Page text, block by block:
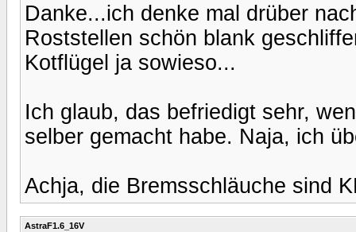
Danke...ich denke mal drüber
Roststellen schön blank
Kotflügel ja sowieso...
Ich glaub, das befriedigt sehr,
selber gemacht habe. Naja, ich
Achja, die Bremsschläuche sind
AstraF1.6_16V